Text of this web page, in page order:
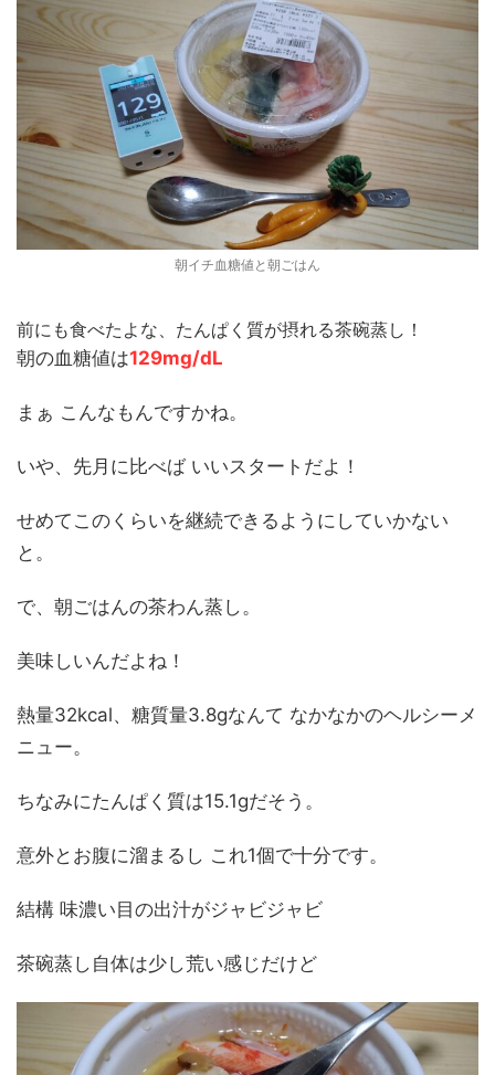
朝イチ血糖値と朝ごはん
前にも食べたよな、たんぱく質が摂れる茶碗蒸し！
朝の血糖値は129mg/dL
まぁ こんなもんですかね。
いや、先月に比べば いいスタートだよ！
せめてこのくらいを継続できるようにしていかない
と。
で、朝ごはんの茶わん蒸し。
美味しいんだよね！
熱量32kcal、糖質量3.8gなんて なかなかのヘルシーメ
ニュー。
ちなみにたんぱく質は15.1gだそう。
意外とお腹に溜まるし これ1個で十分です。
結構 味濃い目の出汁がジャビジャビ
茶碗蒸し自体は少し荒い感じだけど